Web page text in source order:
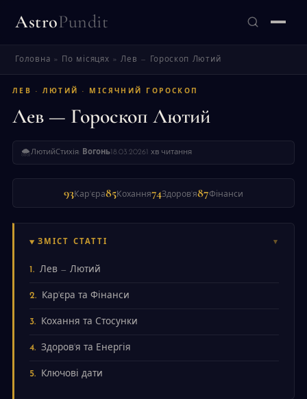
AstroPundit
Головна » По місяцях »Лев — Гороскоп Лютий
ЛЕВ · ЛЮТИЙ · МІСЯЧНИЙ ГОРОСКОП
Лев — Гороскоп Лютий
🌨ЛютийСтихія: Вогонь18.03.20261 хв читання
93Кар'єра85Кохання74Здоров'я87Фінанси
ЗМІСТ СТАТТІ
Лев — Лютий
Кар'єра та Фінанси
Кохання та Стосунки
Здоров'я та Енергія
Ключові дати